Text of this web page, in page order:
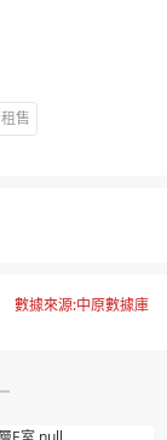
租售
數據來源:中原數據庫